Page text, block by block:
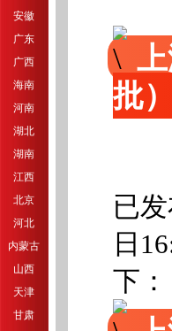
安徽
广东
广西
海南
河南
湖北
湖南
江西
北京
河北
内蒙古
山西
天津
甘肃
批
已
日
下：